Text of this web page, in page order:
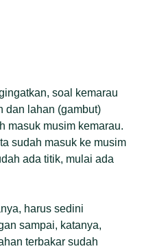
soal kemarau
dan lahan (gambut)
masuk musim kemarau.
sudah masuk ke musim
ada titik, mulai ada
harus sedini
sampai, katanya,
terbakar sudah